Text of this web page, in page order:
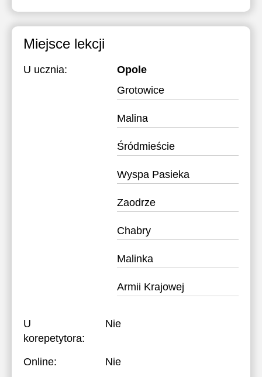
Miejsce lekcji
U ucznia:
Opole
Grotowice
Malina
Śródmieście
Wyspa Pasieka
Zaodrze
Chabry
Malinka
Armii Krajowej
U
korepetytora:
Nie
Online: Nie